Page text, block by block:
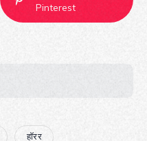
Pinterest
हॉरर